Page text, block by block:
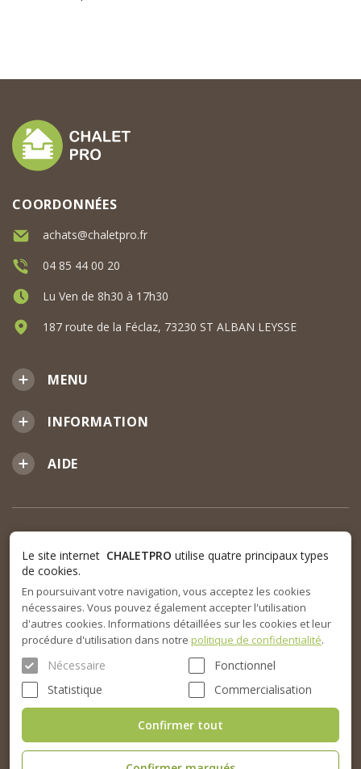
MENU
INFORMATION
AIDE
COORDONNÉES
achats@chaletpro.fr
04 85 44 00 20
Lu Ven de 8h30 à 17h30
187 route de la Féclaz, 73230 ST ALBAN LEYSSE
Le site internet CHALETPRO utilise quatre principaux types
de cookies.
En poursuivant votre navigation, vous acceptez les cookies
nécessaires. Vous pouvez également accepter l'utilisation
d'autres cookies. Informations détaillées sur les cookies et leur
procédure d'utilisation dans notre politique de confidentialité.
Nécessaire
Fonctionnel
Statistique
Commercialisation
Confirmer tout